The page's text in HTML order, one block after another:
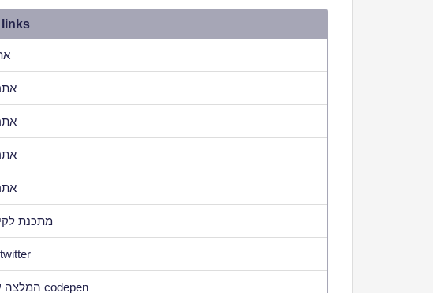
links
אתר
אתר
אתר
אתר
מתכנת
המלצה עלינו באתר codepen